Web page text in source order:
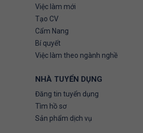
Việc làm mới
Tạo CV
Cẩm Nang
Bí quyết
Việc làm theo ngành nghề
NHÀ TUYỂN DỤNG
Đăng tin tuyển dụng
Tìm hồ sơ
Sản phẩm dịch vụ